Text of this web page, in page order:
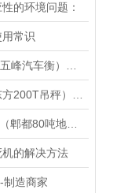
的环境问题：
常识
的解决方法
制造商家